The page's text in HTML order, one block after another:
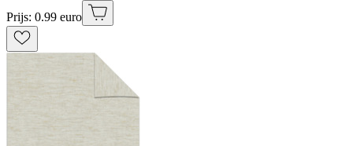
Prijs: 0.99 euro